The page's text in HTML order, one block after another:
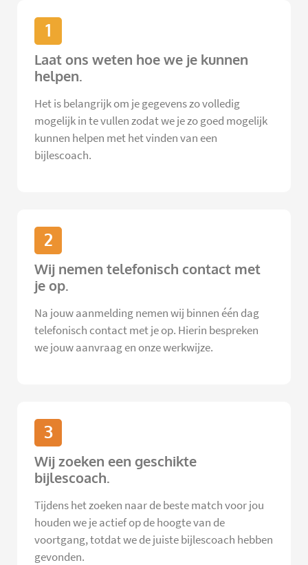
1
Laat ons weten hoe we je kunnen
helpen.
Het is belangrijk om je gegevens zo volledig
mogelijk in te vullen zodat we je zo goed mogelijk
kunnen helpen met het vinden van een
bijlescoach.
2
Wij nemen telefonisch contact met
je op.
Na jouw aanmelding nemen wij binnen één dag
telefonisch contact met je op. Hierin bespreken
we jouw aanvraag en onze werkwijze.
3
Wij zoeken een geschikte
bijlescoach.
Tijdens het zoeken naar de beste match voor jou
houden we je actief op de hoogte van de
voortgang, totdat we de juiste bijlescoach hebben
gevonden.